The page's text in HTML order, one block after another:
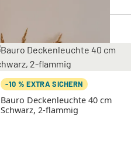
-10 % EXTRA SICHERN
Bauro Deckenleuchte 40 cm
Schwarz, 2-flammig